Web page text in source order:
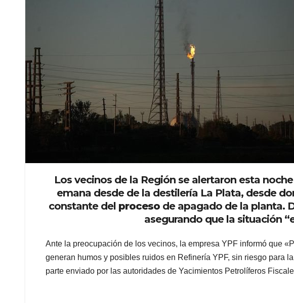
Los vecinos de la Región se alertaron esta
emana desde de la destilería La Plata, desde
constante del proceso de apagado de la planta.
asegurando que la situación
Ante la preocupación de los vecinos, la empresa YPF informó que
generan humos y posibles ruidos en Refinería YPF, sin riesgo para
parte enviado por las autoridades de Yacimientos Petrolíferos